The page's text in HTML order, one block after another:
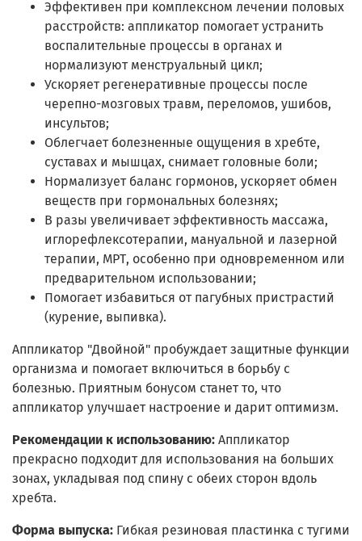
Эффективен при комплексном лечении половых
расстройств: аппликатор помогает устранить
воспалительные процессы в органах и
нормализуют менструальный цикл;
Ускоряет регенеративные процессы после
черепно-мозговых травм, переломов, ушибов,
инсультов;
Облегчает болезненные ощущения в хребте,
суставах и мышцах, снимает головные боли;
Нормализует баланс гормонов, ускоряет обмен
веществ при гормональных болезнях;
В разы увеличивает эффективность массажа,
иглорефлексотерапии, мануальной и лазерной
терапии, МРТ, особенно при одновременном или
предварительном использовании;
Помогает избавиться от пагубных пристрастий
(курение, выпивка).
Аппликатор "Двойной" пробуждает защитные функции
организма и помогает включиться в борьбу с
болезнью. Приятным бонусом станет то, что
аппликатор улучшает настроение и дарит оптимизм.
Рекомендации к использованию: Аппликатор
прекрасно подходит для использования на больших
зонах, укладывая под спину с обеих сторон вдоль
хребта.
Форма выпуска: Гибкая резиновая пластинка с тугими